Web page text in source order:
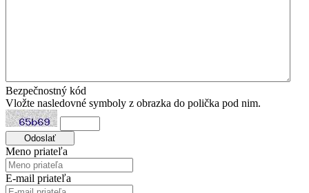
Bezpečnostný kód
Vložte nasledovné symboly z obrazka do polička pod nim.
Meno priateľa
E-mail priateľa